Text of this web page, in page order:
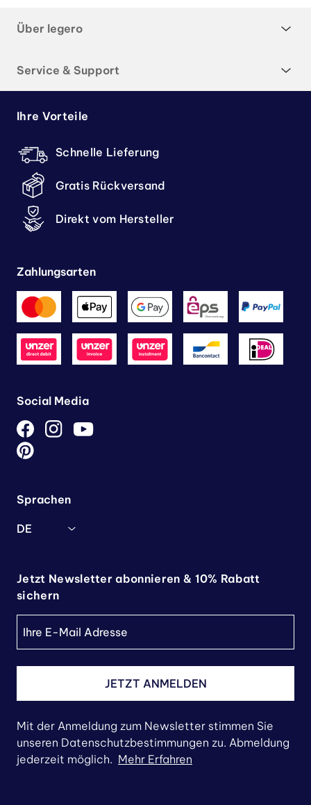
Über legero
Service & Support
Ihre Vorteile
Schnelle Lieferung
Gratis Rückversand
Direkt vom Hersteller
Zahlungsarten
Social Media
Sprachen
DE
Jetzt Newsletter abonnieren & 10% Rabatt
sichern
JETZT ANMELDEN
Mit der Anmeldung zum Newsletter stimmen Sie
unseren Datenschutzbestimmungen zu. Abmeldung
jederzeit möglich. Mehr Erfahren